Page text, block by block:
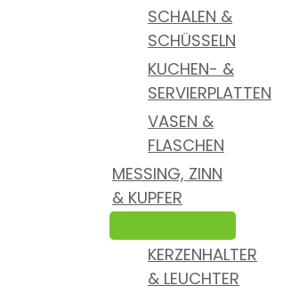
SCHALEN &
SCHÜSSELN
KUCHEN- &
SERVIERPLATTEN
VASEN &
FLASCHEN
MESSING, ZINN
& KUPFER
KERZENHALTER
& LEUCHTER